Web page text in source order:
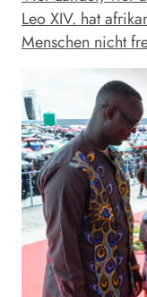
Leo XIV. hat
Menschen nicht